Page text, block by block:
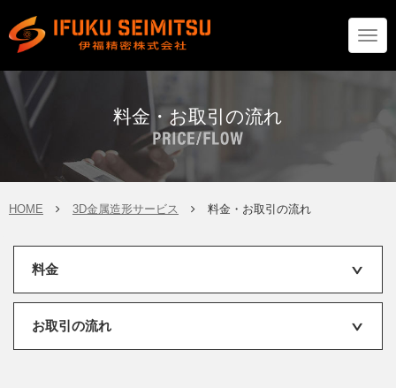
料金・お取引の流れ
HOME 3D金属造形サービス 料金・お取引の流れ
料金
お取引の流れ